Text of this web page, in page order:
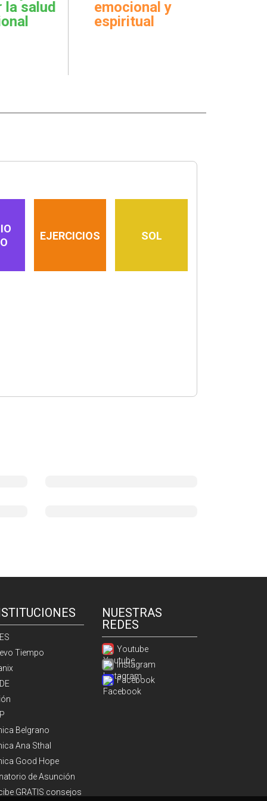
y
funciona
EJERCICIOS SOL
Tiempo
Belgrano
Ana Sthal
Good Hope
de Asunción
GRATIS consejos
NUESTRAS
REDES
Youtube
Instagram
Facebook